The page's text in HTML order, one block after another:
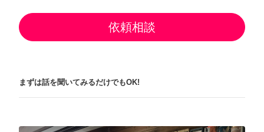
依頼相談
まずは話を聞いてみるだけでもOK!